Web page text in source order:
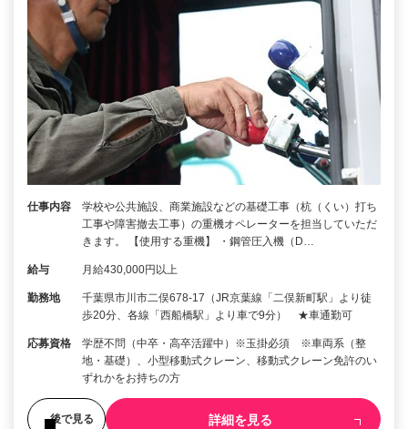
仕事内容
学校や公共施設、商業施設などの基礎工事（杭（くい）打ち
工事や障害撤去工事）の重機オペレーターを担当していただ
きます。 【使用する重機】 ・鋼管圧入機（D…
給与 月給430,000円以上
勤務地
千葉県市川市二俣678-17（JR京葉線「二俣新町駅」より徒
歩20分、各線「西船橋駅」より車で9分） ★車通勤可
応募資格
学歴不問（中卒・高卒活躍中）※玉掛必須 ※車両系（整
地・基礎）、小型移動式クレーン、移動式クレーン免許のい
ずれかをお持ちの方
後で見る 詳細を見る